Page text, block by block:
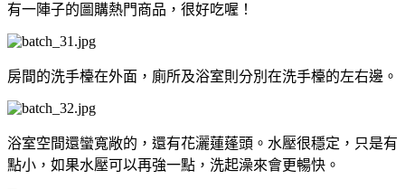
有一陣子的圖購熱門商品，很好吃喔！
房間的洗手檯在外面，廁所及浴室則分別在洗手檯的左右邊。
浴室空間還蠻寬敞的，還有花灑蓮蓬頭。水壓很穩定，只是有
點小，如果水壓可以再強一點，洗起澡來會更暢快。